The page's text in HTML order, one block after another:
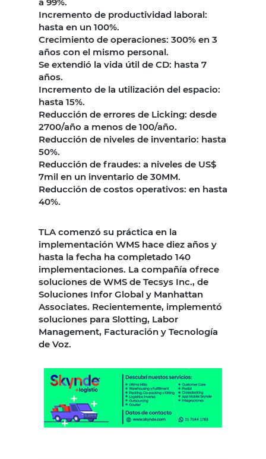
Incremento de productividad laboral:
hasta en un 100%.
Crecimiento de operaciones: 300% en 3
años con el mismo personal.
Se extendió la vida útil de CD: hasta 7
años.
Incremento de la utilización del espacio:
hasta 15%.
Reducción de errores de Licking: desde
2700/año a menos de 100/año.
Reducción de niveles de inventario: hasta
50%.
Reducción de fraudes: a niveles de US$
7mil en un inventario de 30MM.
Reducción de costos operativos: en hasta
40%.
TLA comenzó su práctica en la
implementación WMS hace diez años y
hasta la fecha ha completado 140
implementaciones. La compañía ofrece
soluciones de WMS de Tecsys Inc., de
Soluciones Infor Global y Manhattan
Associates. Recientemente, implementó
soluciones para Slotting, Labor
Management, Facturación y Tecnología
de Voz.